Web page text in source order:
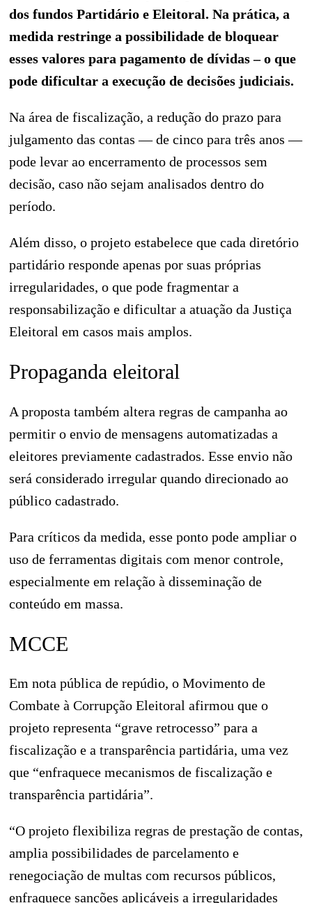
dos fundos Partidário e Eleitoral. Na prática, a
medida restringe a possibilidade de bloquear
esses valores para pagamento de dívidas – o que
pode dificultar a execução de decisões judiciais.
Na área de fiscalização, a redução do prazo para
julgamento das contas — de cinco para três anos —
pode levar ao encerramento de processos sem
decisão, caso não sejam analisados dentro do
período.
Além disso, o projeto estabelece que cada diretório
partidário responde apenas por suas próprias
irregularidades, o que pode fragmentar a
responsabilização e dificultar a atuação da Justiça
Eleitoral em casos mais amplos.
Propaganda eleitoral
A proposta também altera regras de campanha ao
permitir o envio de mensagens automatizadas a
eleitores previamente cadastrados. Esse envio não
será considerado irregular quando direcionado ao
público cadastrado.
Para críticos da medida, esse ponto pode ampliar o
uso de ferramentas digitais com menor controle,
especialmente em relação à disseminação de
conteúdo em massa.
MCCE
Em nota pública de repúdio, o Movimento de
Combate à Corrupção Eleitoral afirmou que o
projeto representa “grave retrocesso” para a
fiscalização e a transparência partidária, uma vez
que “enfraquece mecanismos de fiscalização e
transparência partidária”.
“O projeto flexibiliza regras de prestação de contas,
amplia possibilidades de parcelamento e
renegociação de multas com recursos públicos,
enfraquece sanções aplicáveis a irregularidades